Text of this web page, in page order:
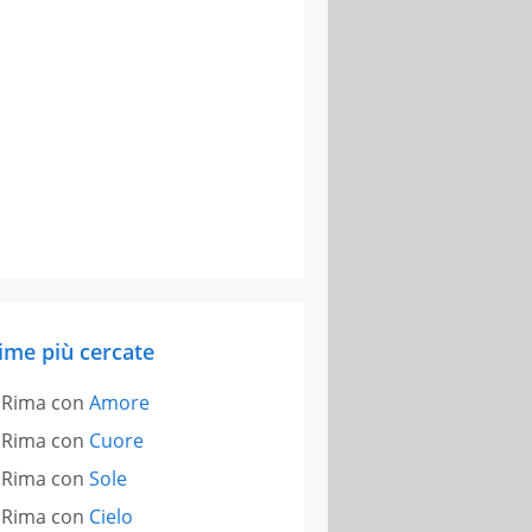
più cercate
Rima con Amore
Rima con Cuore
Rima con Sole
Rima con Cielo